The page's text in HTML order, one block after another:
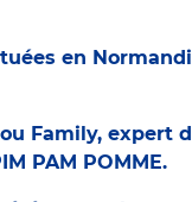
en
Family, expert
PAM POMME.